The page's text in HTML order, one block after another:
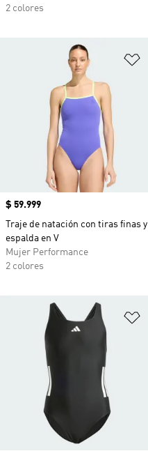
2 colores
Precio
$ 59.999
Traje de natación con tiras finas y
espalda en V
Mujer Performance
2 colores